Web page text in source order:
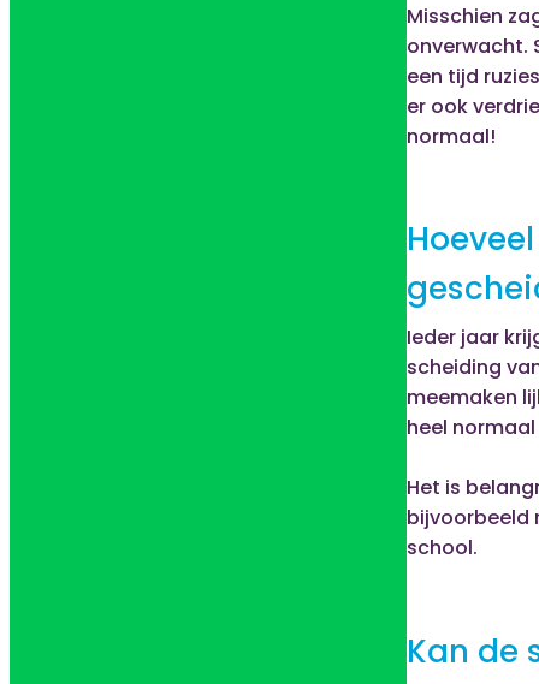
Misschien
onverwacht.
een tijd
er ook
normaal!
Ieder jaar
scheiding
meemaken
heel
Het is
bijvoorbeeld
school.
Kan de